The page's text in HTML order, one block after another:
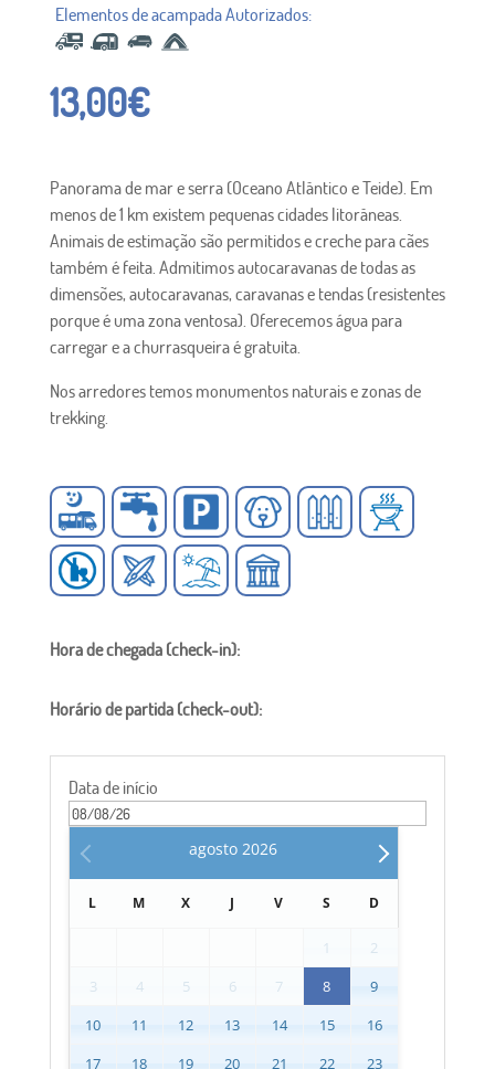
13,00€
Panorama de mar e serra (Oceano Atlântico e Teide). Em
menos de 1 km existem pequenas cidades litorâneas.
Animais de estimação são permitidos e creche para cães
também é feita. Admitimos autocaravanas de todas as
dimensões, autocaravanas, caravanas e tendas (resistentes
porque é uma zona ventosa). Oferecemos água para
carregar e a churrasqueira é gratuita.
Nos arredores temos monumentos naturais e zonas de
trekking.
Hora de chegada (check-in):
Horário de partida (check-out):
Data de início
agosto 2026
L M X J V S D
1
2
3
4 5 6 7 8
9
10
11 12 13 14 15
16
17
18 19 20 21 22 23